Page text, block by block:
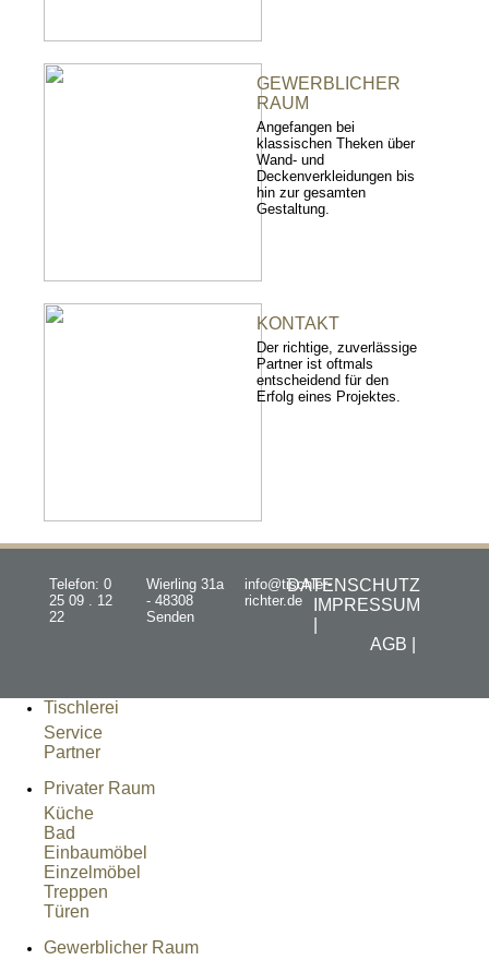
GEWERBLICHER
RAUM
Angefangen bei
klassischen Theken über
Wand- und
Deckenverkleidungen bis
hin zur gesamten
Gestaltung.
KONTAKT
Der richtige, zuverlässige
Partner ist oftmals
entscheidend für den
Erfolg eines Projektes.
Telefon: 0
25 09 . 12
22
Wierling 31a
- 48308
Senden
info@tischler-
richter.de
DATENSCHUTZ
IMPRESSUM
AGB |
Tischlerei
Service
Partner
Privater Raum
Küche
Bad
Einbaumöbel
Einzelmöbel
Treppen
Türen
Gewerblicher Raum